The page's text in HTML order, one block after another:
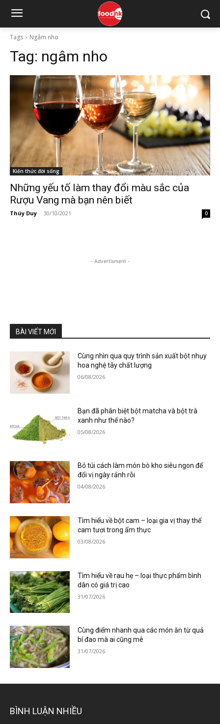
Tags Ngâm nho
Tag: ngâm nho
Kiến thức đời sống
Những yếu tố làm thay đổi màu sắc của
Rượu Vang mà bạn nên biết
Thúy Duy - 30/10/2021 0
- Advertisment -
BÀI VIẾT MỚI
Cùng nhìn qua quy trình sản xuất bột nhụy
hoa nghệ tây chất lượng
06/08/2026
Bạn đã phân biệt bột matcha và bột trà
xanh như thế nào?
05/08/2026
Bỏ túi cách làm món bò kho siêu ngon để
đổi vị ngày rảnh rỗi
04/08/2026
Tìm hiểu về bột cam – loại gia vị thay thế
cam tươi trong ẩm thực
03/08/2026
Tìm hiểu về rau hẹ – loại thực phẩm bình
dân có giá trị cao
31/07/2026
Cùng điểm nhanh qua các món ăn từ quả
bí đao mà ai cũng mê
31/07/2026
BÌNH LUẬN NHIỀU